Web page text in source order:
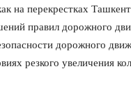
на перекрестках
правил дорожного
дорожного
резкого увеличения